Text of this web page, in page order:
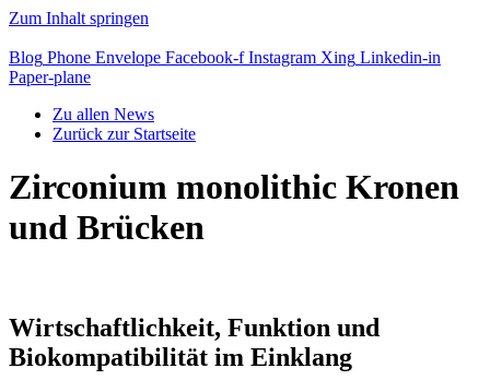
Zum Inhalt springen
Blog Phone Envelope Facebook-f Instagram Xing Linkedin-in
Paper-plane
Zu allen News
Zurück zur Startseite
Zirconium monolithic Kronen
und Brücken
Wirtschaftlichkeit, Funktion und
Biokompatibilität im Einklang